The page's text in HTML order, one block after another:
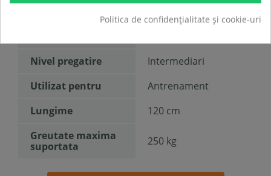
Nivel pregatire
Intermediari
Utilizat pentru
Antrenament
Lungime
120 cm
Greutate maxima
suportata
250 kg
Politica de confidențialitate și cookie-uri